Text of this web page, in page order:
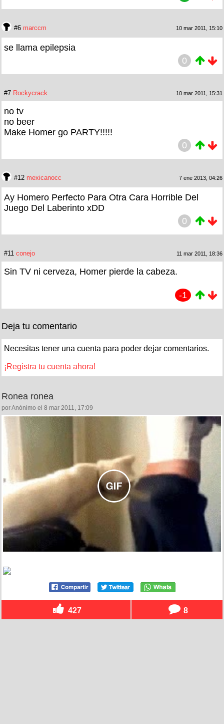
#6 marccm 10 mar 2011, 15:10
se llama epilepsia
0
#7 Rockycrack 10 mar 2011, 15:31
no tv
no beer
Make Homer go PARTY!!!!!
0
#12 mexicanocc 7 ene 2013, 04:26
Ay Homero Perfecto Para Otra Cara Horrible Del
Juego Del Laberinto xDD
0
#11 conejo 11 mar 2011, 18:36
Sin TV ni cerveza, Homer pierde la cabeza.
-1
Deja tu comentario
Necesitas tener una cuenta para poder dejar comentarios.
¡Registra tu cuenta ahora!
Ronea ronea
por Anónimo el 8 mar 2011, 17:09
427 8